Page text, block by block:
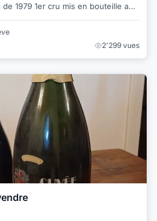
1979 1er cru mis en bouteille au
2'299 vues